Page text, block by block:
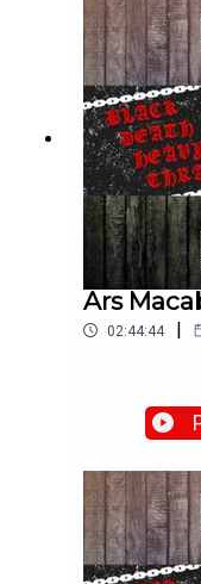
Ars
02:44:44 |